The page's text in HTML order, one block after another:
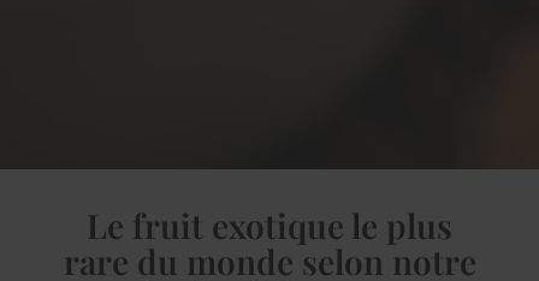
Le fruit exotique le plus
rare du monde selon notre